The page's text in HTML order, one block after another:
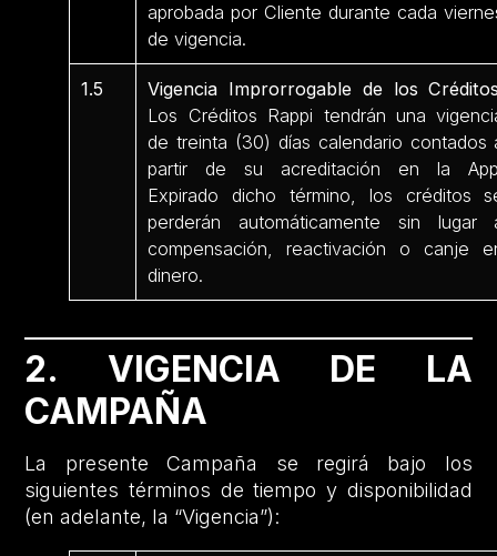
aprobada por Cliente durante cada
de vigencia.
1.5
Vigencia Improrrogable de los
Los Créditos Rappi tendrán una
de treinta (30) días calendario contados
partir de su acreditación en la
Expirado dicho término, los créditos
perderán automáticamente sin lugar
compensación, reactivación o canje
dinero.
2. VIGENCIA DE LA
CAMPAÑA
La presente Campaña se regirá bajo los
siguientes términos de tiempo y disponibilidad
(en adelante, la “Vigencia”):